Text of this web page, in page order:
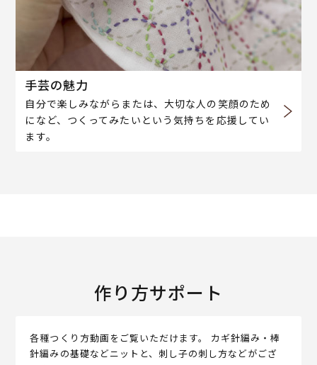
手芸の魅力
自分で楽しみながらまたは、大切な人の笑顔のため
になど、つくってみたいという気持ちを応援してい
ます。
作り方サポート
各種つくり方動画をご覧いただけます。 カギ針編み・棒
針編みの基礎などニットと、刺し子の刺し方などがござ